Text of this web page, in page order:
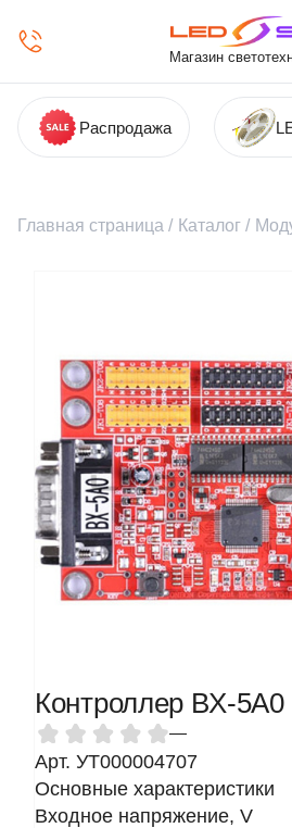
Магазин
Распродажа
Главная страница / Каталог /
Контроллер BX-5A0
—
Арт. УТ000004707
Основные характеристики
Входное напряжение, V